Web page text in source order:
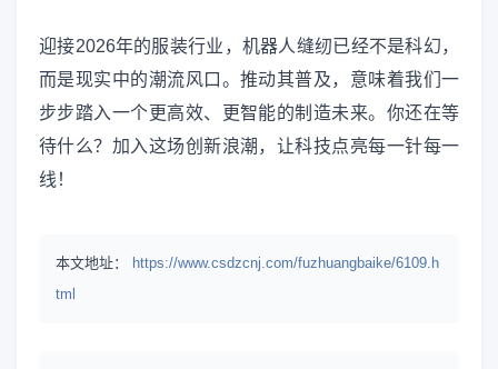
迎接2026年的服装行业，机器人缝纫已经不是科幻，
而是现实中的潮流风口。推动其普及，意味着我们一
步步踏入一个更高效、更智能的制造未来。你还在等
待什么？加入这场创新浪潮，让科技点亮每一针每一
线！
本文地址：
https://www.csdzcnj.com/fuzhuangbaike/6109.h
tml